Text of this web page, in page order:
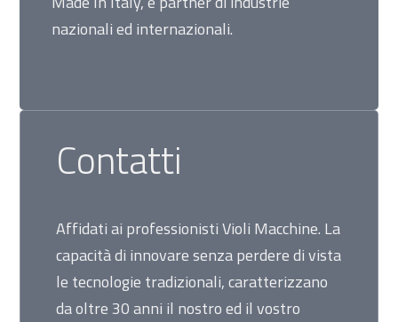
nazionali ed internazionali.
Contatti
Affidati ai professionisti Violi Macchine. La
capacità di innovare senza perdere di vista
le tecnologie tradizionali, caratterizzano
da oltre 30 anni il nostro ed il vostro